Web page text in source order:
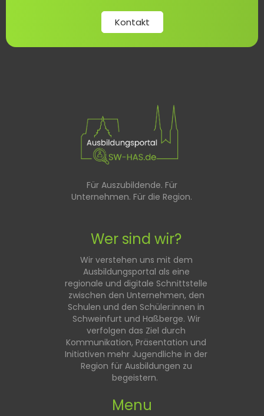
Kontakt
Für Auszubildende. Für
Unternehmen. Für die Region.
Wer sind wir?
Wir verstehen uns mit dem
Ausbildungsportal als eine
regionale und digitale Schnittstelle
zwischen den Unternehmen, den
Schulen und den Schüler:innen in
Schweinfurt und Haßberge. Wir
verfolgen das Ziel durch
Kommunikation, Präsentation und
Initiativen mehr Jugendliche in der
Region für Ausbildungen zu
begeistern.
Menu